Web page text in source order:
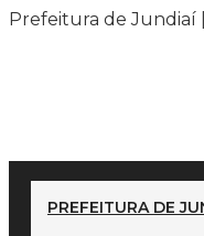
Prefeitura de Jundiaí
PREFEITURA DE